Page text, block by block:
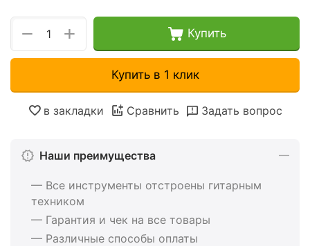
+
− Купить
Купить в 1 клик
в закладки Сравнить Задать вопрос
Наши преимущества
— Все инструменты отстроены гитарным
техником
— Гарантия и чек на все товары
— Различные способы оплаты